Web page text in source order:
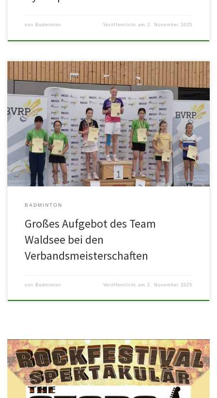
von Badminton Veröffentlicht am2. November 2025
Nicht nur aufgefallen sind unsere acht Nachwuchssportler*innen
und Trainer @daniel.bu.758 wegen ihren hellgrünen Trikots
unseres Sponsors @Steimermedien , sondern auch […]
BADMINTON
Großes Aufgebot des Team
Waldsee bei den
Verbandsmeisterschaften
von Badminton Veröffentlicht am2. November 2025